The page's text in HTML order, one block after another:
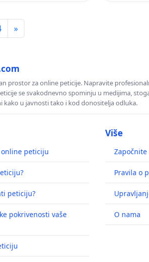
»
prostor za online peticije. Napravite
se svakodnevno spominju u medijima,
kako u javnosti tako i kod donositelja odluka.
peticiju
peticiju?
pokrivenosti vaše
Više
Pravila o
O nama